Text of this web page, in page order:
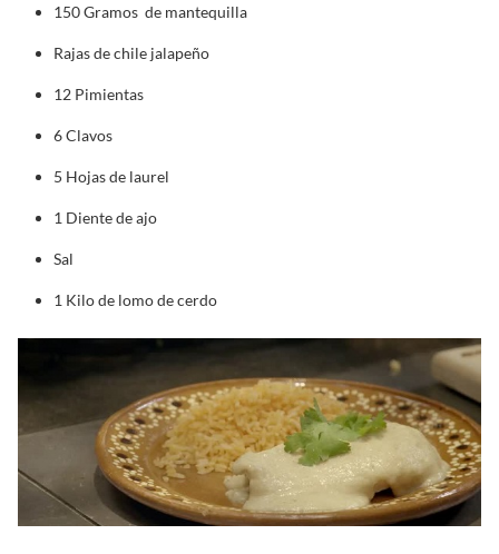
150 Gramos de mantequilla
Rajas de chile jalapeño
12 Pimientas
6 Clavos
5 Hojas de laurel
1 Diente de ajo
Sal
1 Kilo de lomo de cerdo